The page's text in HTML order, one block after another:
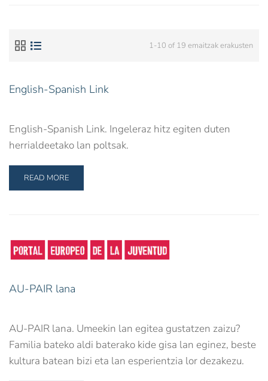
1-10 of 19 emaitzak erakusten
English-Spanish Link
English-Spanish Link. Ingeleraz hitz egiten duten
herrialdeetako lan poltsak.
READ MORE
AU-PAIR lana
AU-PAIR lana. Umeekin lan egitea gustatzen zaizu?
Familia bateko aldi baterako kide gisa lan eginez, beste
kultura batean bizi eta lan esperientzia lor dezakezu.